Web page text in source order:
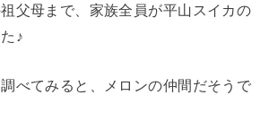
父母まで、家族全員が平山スイカの
♪
べてみると、メロンの仲間だそうで